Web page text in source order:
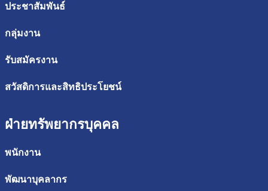
ประชาสัมพันธ์
กลุ่มงาน
รับสมัครงาน
สวัสดิการและสิทธิประโยชน์
ฝ่ายทรัพยากรบุคคล
พนักงาน
พัฒนาบุคลากร